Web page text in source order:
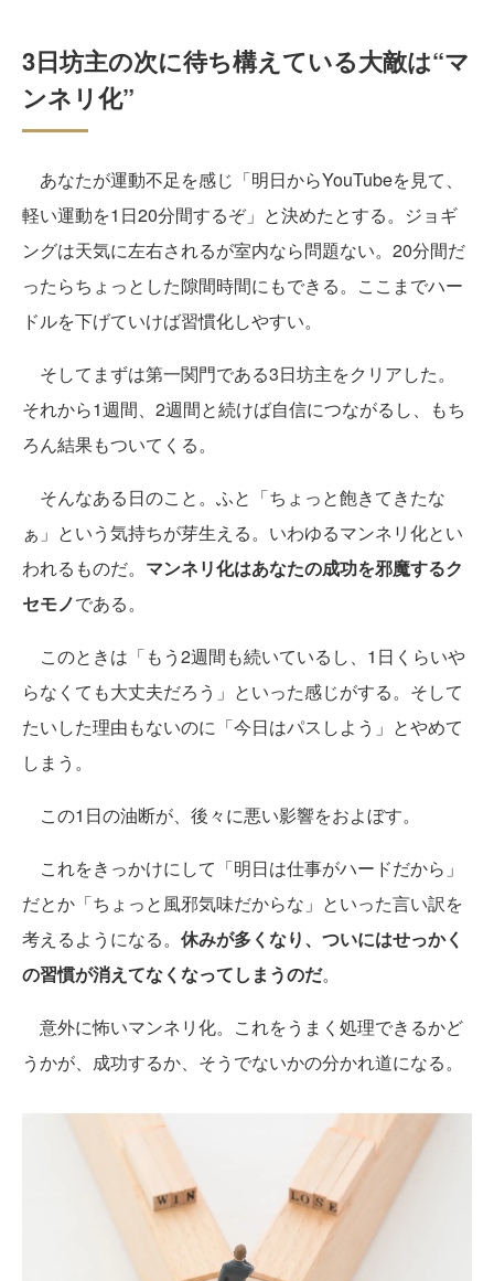
3日坊主の次に待ち構えている大敵は“マ
ンネリ化”
あなたが運動不足を感じ「明日からYouTubeを見て、
軽い運動を1日20分間するぞ」と決めたとする。ジョギ
ングは天気に左右されるが室内なら問題ない。20分間だ
ったらちょっとした隙間時間にもできる。ここまでハー
ドルを下げていけば習慣化しやすい。
そしてまずは第一関門である3日坊主をクリアした。
それから1週間、2週間と続けば自信につながるし、もち
ろん結果もついてくる。
そんなある日のこと。ふと「ちょっと飽きてきたな
ぁ」という気持ちが芽生える。いわゆるマンネリ化とい
われるものだ。 マンネリ化はあなたの成功を邪魔するク
セモノである。
このときは「もう2週間も続いているし、1日くらいや
らなくても大丈夫だろう」といった感じがする。そして
たいした理由もないのに「今日はパスしよう」とやめて
しまう。
この1日の油断が、後々に悪い影響をおよぼす。
これをきっかけにして「明日は仕事がハードだから」
だとか「ちょっと風邪気味だからな」といった言い訳を
考えるようになる。 休みが多くなり、ついにはせっかく
の習慣が消えてなくなってしまうのだ。
意外に怖いマンネリ化。これをうまく処理できるかど
うかが、成功するか、そうでないかの分かれ道になる。